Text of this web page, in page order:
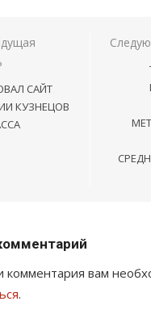
САЙТ
КУЗНЕЦОВ
комментария вам
.